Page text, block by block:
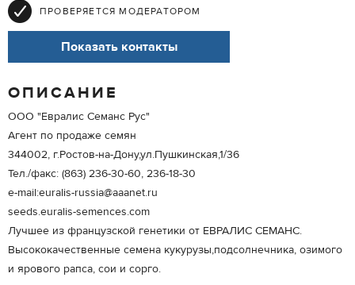
ПРОВЕРЯЕТСЯ МОДЕРАТОРОМ
Показать контакты
ОПИСАНИЕ
ООО "Евралис Семанс Рус"
Агент по продаже семян
344002, г.Ростов-на-Дону,ул.Пушкинская,1/36
Тел./факс: (863) 236-30-60, 236-18-30
e-mail:euralis-russia@aaanet.ru
seeds.euralis-semences.com
Лучшее из французской генетики от ЕВРАЛИС СЕМАНС.
Высококачественные семена кукурузы,подсолнечника, озимого
и ярового рапса, сои и сорго.